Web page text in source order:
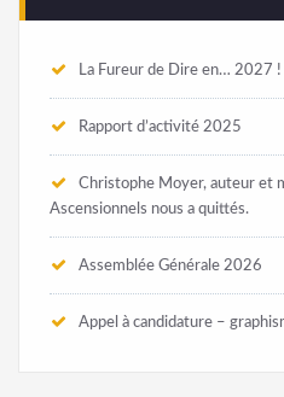
La Fureur de Dire en… 2027 !
Rapport d’activité 2025
Christophe Moyer, auteur et
Ascensionnels nous a quittés.
Assemblée Générale 2026
Appel à candidature –